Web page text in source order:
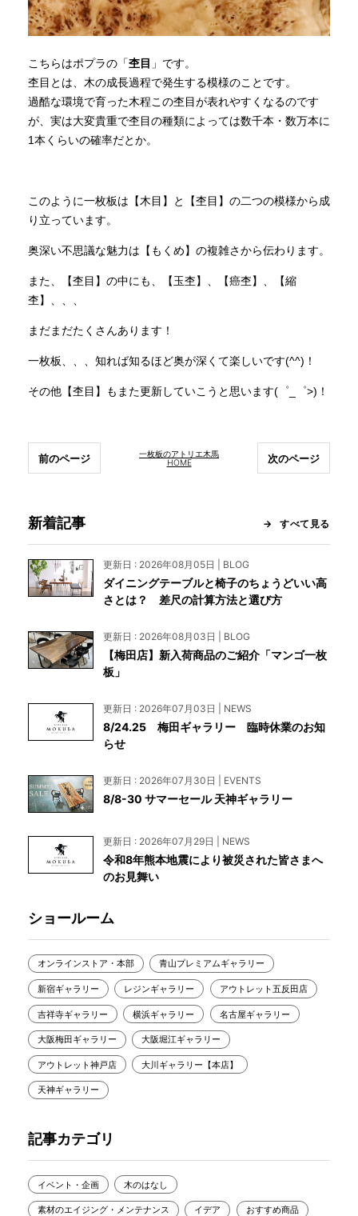
こちらはポプラの「杢目 」です。
杢目とは、木の成長過程で発生する模様のことです。
過酷な環境で育った木程この杢目が表れやすくなるのです
が、実は大変貴重で杢目の種類によっては数千本・数万本に
1本くらいの確率だとか。
このように一枚板は【木目】と【杢目】の二つの模様から成
り立っています。
奥深い不思議な魅力は【もくめ】の複雑さから伝わります。
また、【杢目】の中にも、【玉杢】、【癌杢】、【縮
杢】、、、
まだまだたくさんあります！
一枚板、、、知れば知るほど奥が深くて楽しいです(^^)！
その他【杢目】もまた更新していこうと思います(゜_゜>)！
一枚板のアトリエ木馬
HOME
前のページ 次のページ
新着記事 すべて見る
更新日 : 2026年08月05日 | BLOG
ダイニングテーブルと椅子のちょうどいい高
さとは？ 差尺の計算方法と選び方
更新日 : 2026年08月03日 | BLOG
【梅田店】新入荷商品のご紹介「マンゴ一枚
板」
更新日 : 2026年07月03日 | NEWS
8/24.25 梅田ギャラリー 臨時休業のお知
らせ
更新日 : 2026年07月30日 | EVENTS
8/8-30 サマーセール 天神ギャラリー
更新日 : 2026年07月29日 | NEWS
令和8年熊本地震により被災された皆さまへ
のお見舞い
ショールーム
オンラインストア・本部 青山プレミアムギャラリー
新宿ギャラリー レジンギャラリー アウトレット五反田店
吉祥寺ギャラリー 横浜ギャラリー 名古屋ギャラリー
大阪梅田ギャラリー 大阪堀江ギャラリー
アウトレット神戸店 大川ギャラリー【本店】
天神ギャラリー
記事カテゴリ
イベント・企画 木のはなし
素材のエイジング・メンテナンス イデア おすすめ商品